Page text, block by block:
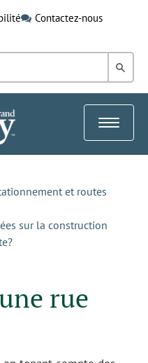
Contactez-nous
dans
Toggle
et routes
sur la construction
rue